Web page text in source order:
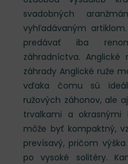
svadobných
vyhľadávaným
predávať iba
záhradníctva. Anglické
záhrady Anglické ruže
vďaka čomu sú
ružových záhonov, ale
trvalkami a okrasnými
môže byť kompaktný,
prevísavý, pričom
po vysoké solitéry.